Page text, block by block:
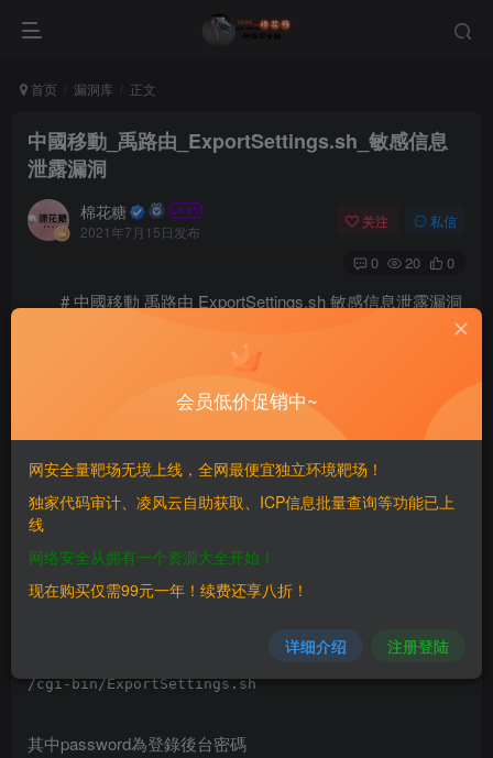
首页 漏洞库 正文
中國移動_禹路由_ExportSettings.sh_敏感信息
泄露漏洞
棉花糖
2021年7月15日发布
关注 私信
0 20 0
# 中國移動 禹路由 ExportSettings.sh 敏感信息泄露漏洞
其中password為登錄後台密碼
==FOFA==
其中password為登錄後台密碼
会员低价促销中~
网安全量靶场无境上线，全网最便宜独立环境靶场！
独家代码审计、凌风云自助获取、ICP信息批量查询等功能已上
线
网络安全从拥有一个资源大全开始！
现在购买仅需99元一年！续费还享八折！
详细介绍 注册登陆